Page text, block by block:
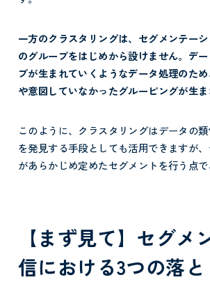
一方のクラスタリングは、セグメンテー
のグループをはじめから設けません。デ
プが生まれていくようなデータ処理のた
や意図していなかったグルーピングが生
このように、クラスタリングはデータの
を発見する手段としても活用できますが
があらかじめ定めたセグメントを行う点で
【まず見て】セグメ
信における3つの落